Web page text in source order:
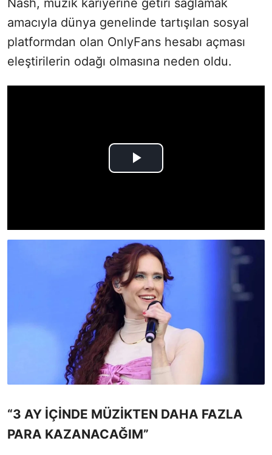
amacıyla dünya genelinde tartışılan sosyal
platformdan olan OnlyFans hesabı açması
eleştirilerin odağı olmasına neden oldu.
“3 AY İÇİNDE MÜZİKTEN DAHA FAZLA
PARA KAZANACAĞIM”